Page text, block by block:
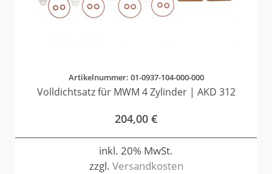
Artikelnummer: 01-0937-104-000-000
Volldichtsatz für MWM 4 Zylinder | AKD 312
204,00 €
inkl. 20% MwSt.
zzgl. Versandkosten